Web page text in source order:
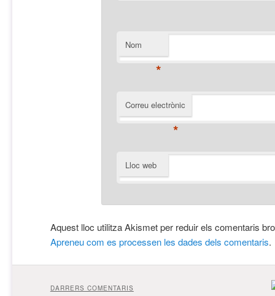
Nom
*
Correu electrònic
*
Lloc web
Aquest lloc utilitza Akismet per reduir els comentaris
Apreneu com es processen les dades dels comentaris.
DARRERS COMENTARIS